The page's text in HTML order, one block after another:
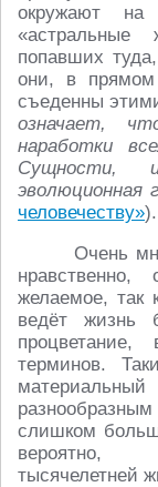
окружают
попавших
они, в прямом
съеденны
означает,
наработки
Сущности,
эволюционная
человечеству»).
Очень
желаемое, так
ведёт жизнь
терминов.
слишком
вероятно,
тысячелетней